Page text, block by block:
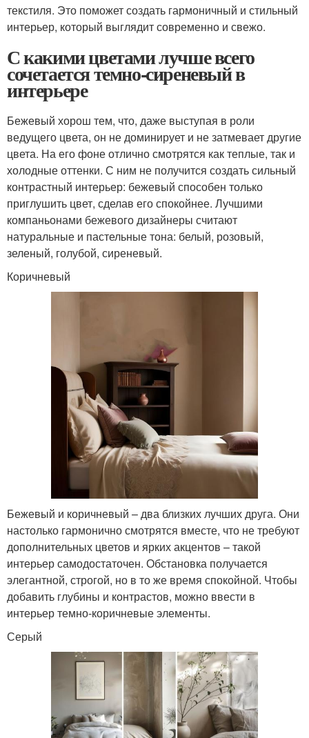
текстиля. Это поможет создать гармоничный и стильный
интерьер, который выглядит современно и свежо.
С какими цветами лучше всего
сочетается темно-сиреневый в
интерьере
Бежевый хорош тем, что, даже выступая в роли
ведущего цвета, он не доминирует и не затмевает другие
цвета. На его фоне отлично смотрятся как теплые, так и
холодные оттенки. С ним не получится создать сильный
контрастный интерьер: бежевый способен только
приглушить цвет, сделав его спокойнее. Лучшими
компаньонами бежевого дизайнеры считают
натуральные и пастельные тона: белый, розовый,
зеленый, голубой, сиреневый.
Коричневый
Бежевый и коричневый – два близких лучших друга. Они
настолько гармонично смотрятся вместе, что не требуют
дополнительных цветов и ярких акцентов – такой
интерьер самодостаточен. Обстановка получается
элегантной, строгой, но в то же время спокойной. Чтобы
добавить глубины и контрастов, можно ввести в
интерьер темно-коричневые элементы.
Серый